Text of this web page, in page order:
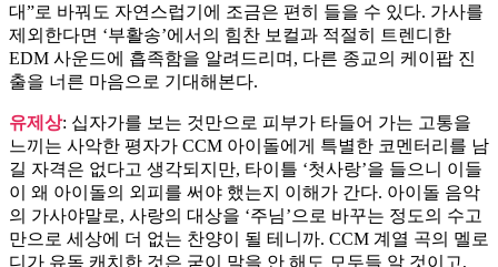
대”로 바꿔도 자연스럽기에 조금은 편히 들을 수 있다. 가사를
제외한다면 ‘부활송’에서의 힘찬 보컬과 적절히 트렌디한
EDM 사운드에 흡족함을 알려드리며, 다른 종교의 케이팝 진
출을 너른 마음으로 기대해본다.
유제상: 십자가를 보는 것만으로 피부가 타들어 가는 고통을
느끼는 사악한 평자가 CCM 아이돌에게 특별한 코멘터리를 남
길 자격은 없다고 생각되지만, 타이틀 ‘첫사랑’을 들으니 이들
이 왜 아이돌의 외피를 써야 했는지 이해가 간다. 아이돌 음악
의 가사야말로, 사랑의 대상을 ‘주님’으로 바꾸는 정도의 수고
만으로 세상에 더 없는 찬양이 될 테니까. CCM 계열 곡의 멜로
디가 유독 캐치한 것은 굳이 말을 안 해도 모두들 알 것이고,